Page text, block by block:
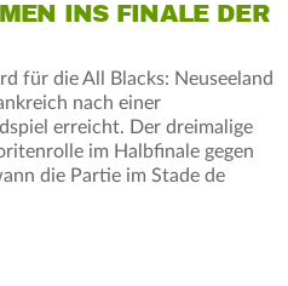
INS FINALE DER
für die All Blacks: Neuseeland
nach einer
erreicht. Der dreimalige
im Halbfinale gegen
die Partie im Stade de